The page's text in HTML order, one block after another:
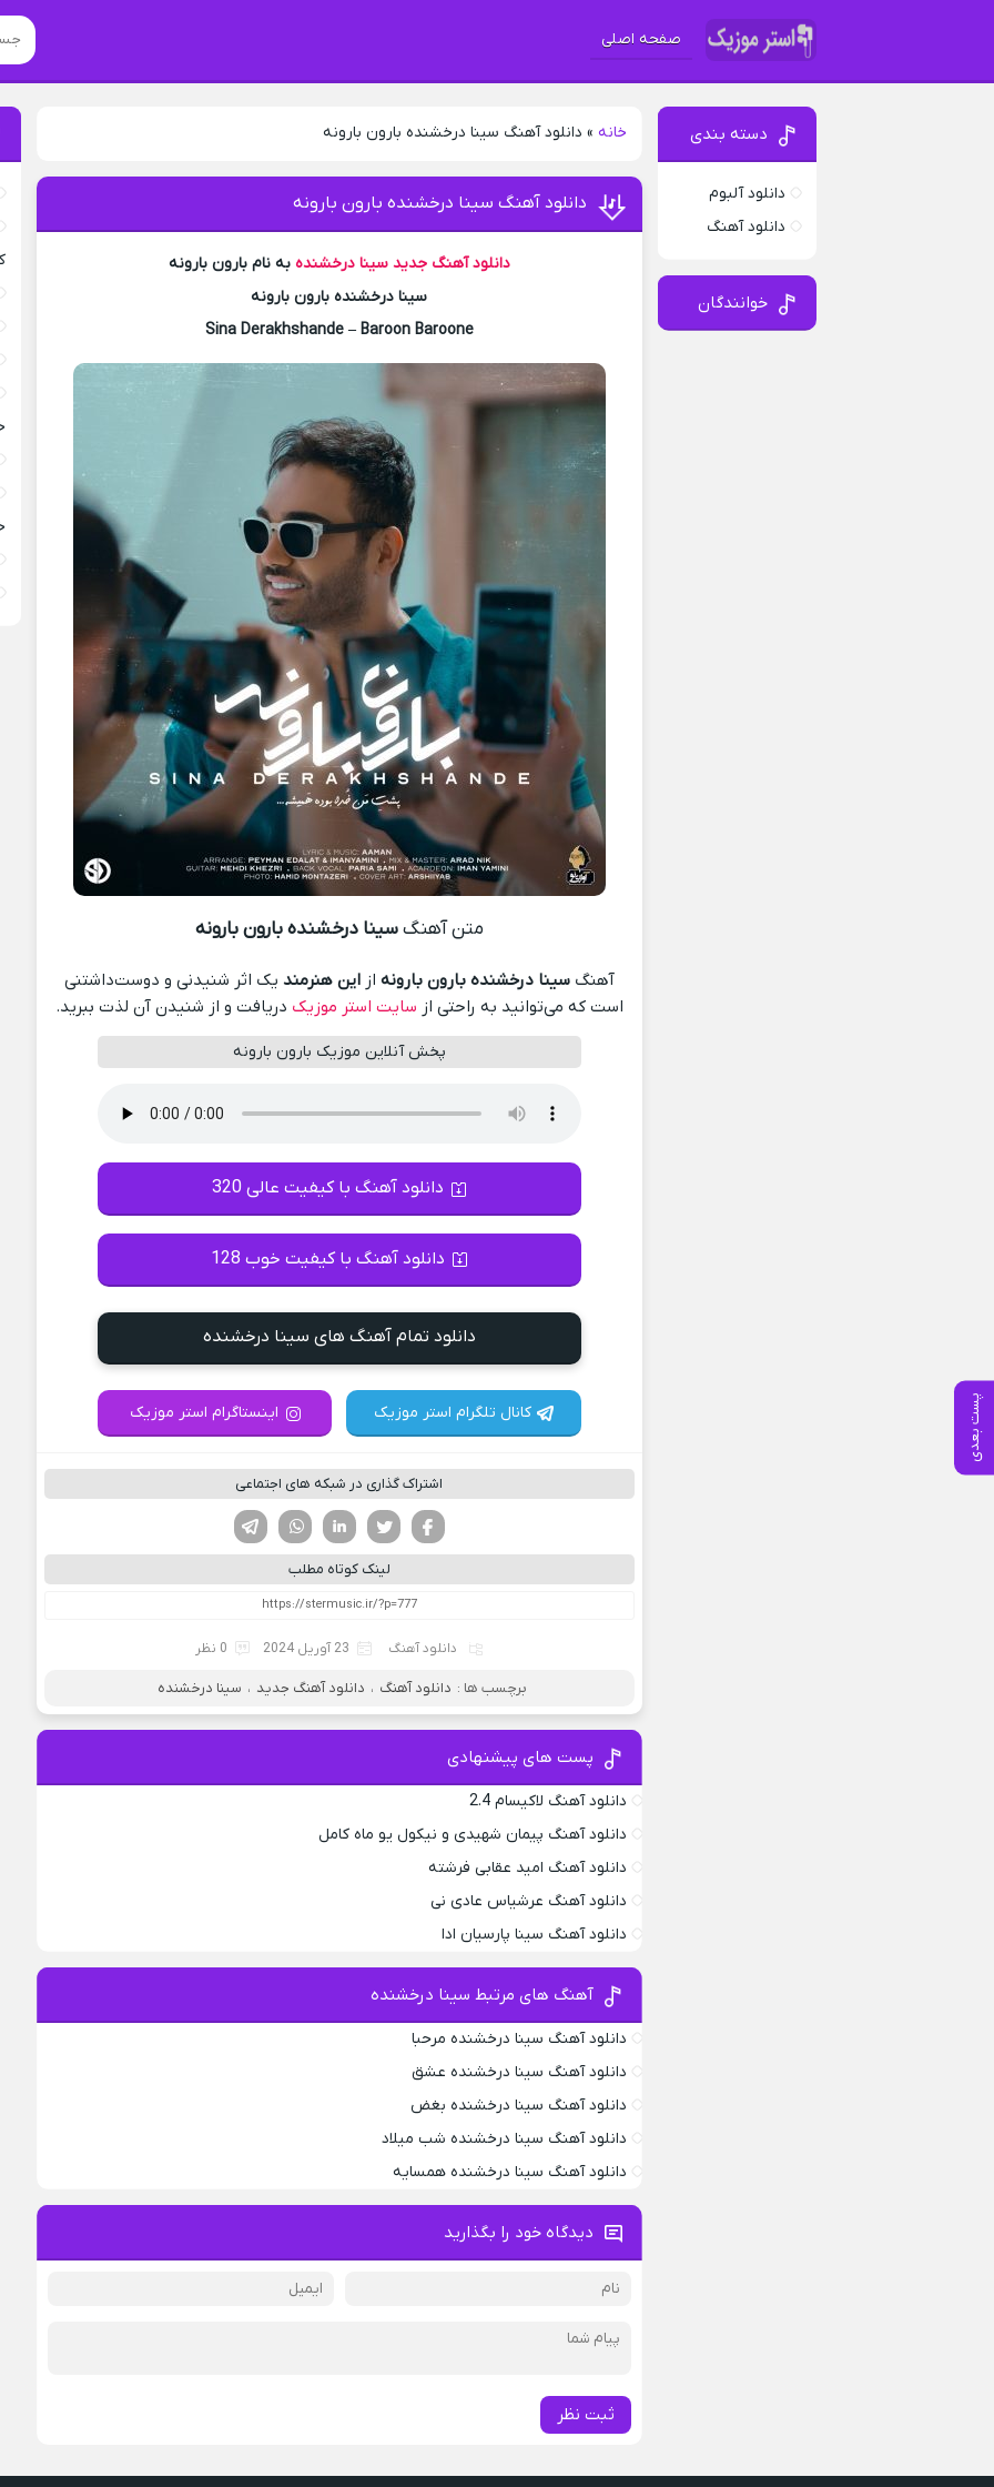
صفحه اصلی
خانه » دانلود آهنگ سینا درخشنده بارون بارونه
پست بعدی
دانلود آهنگ سینا درخشنده بارون بارونه
دانلود آهنگ جدید سینا درخشنده به نام بارون بارونه
سینا درخشنده بارون بارونه
Sina Derakhshande – Baroon Baroone
متن آهنگسینا درخشنده بارون بارونه
آهنگسینا درخشنده بارون بارونه ازاین هنرمند یک اثر شنیدنی و دوست‌داشتنی
است که می‌توانید به راحتی از سایت استر موزیک دریافت و از شنیدن آن لذت ببرید.
پخش آنلاین موزیک بارون بارونه
دانلود آهنگ با کیفیت عالی 320
دانلود آهنگ با کیفیت خوب 128
دانلود تمام آهنگ های سینا درخشنده
کانال تلگرام استر موزیک اینستاگرام استر موزیک
اشتراک گذاری در شبکه های اجتماعی
لینکدین تویتر
فیسوک
لینک کوتاه مطلب
دانلود آهنگ 23 آوریل 2024 0 نظر
برچسب ها : دانلود آهنگ ، دانلود آهنگ جدید ، سینا درخشنده
پست های پیشنهادی
دانلود آهنگ لاکیسام 2.4
دانلود آهنگ پیمان شهیدی و نیکول یو ماه کامل
دانلود آهنگ امید عقابی فرشته
دانلود آهنگ عرشیاس عادی نی
دانلود آهنگ سینا پارسیان ادا
آهنگ های مرتبط سینا درخشنده
دانلود آهنگ سینا درخشنده مرحبا
دانلود آهنگ سینا درخشنده عشق
دانلود آهنگ سینا درخشنده بغض
دانلود آهنگ سینا درخشنده شب میلاد
دانلود آهنگ سینا درخشنده همسایه
دیدگاه خود را بگذارید
ثبت نظر
دسته بندی
دانلود آلبوم
دانلود آهنگ
خوانندگان